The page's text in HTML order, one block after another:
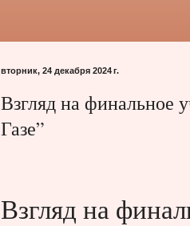
вторник, 24 декабря 2024 г.
Взгляд на финальное
Газе”
Взгляд на